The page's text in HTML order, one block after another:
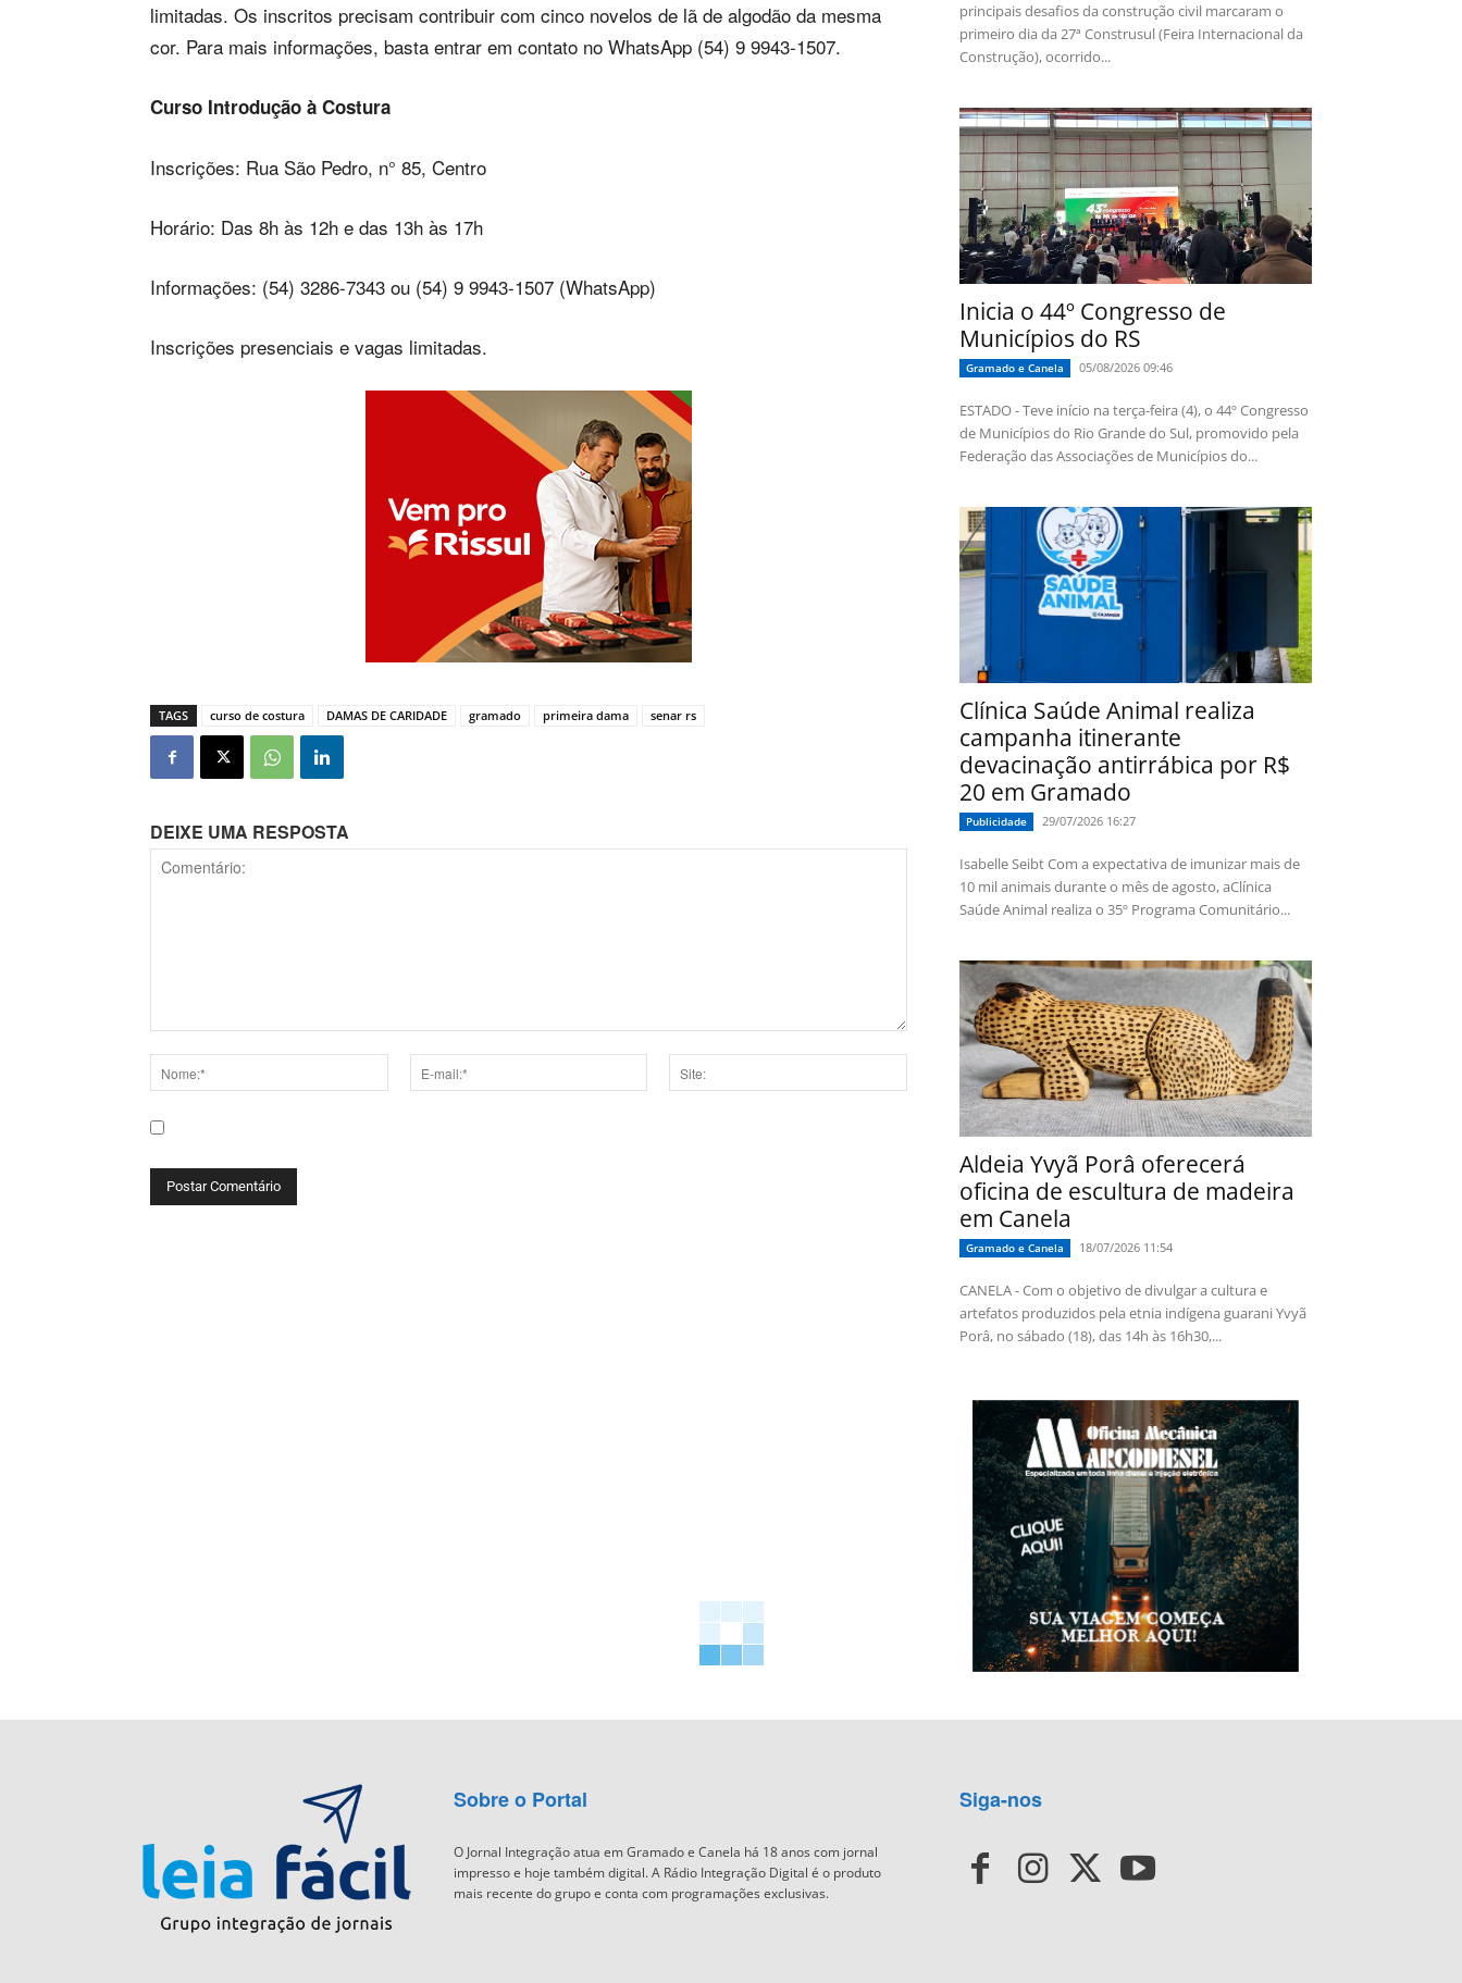
limitadas. Os inscritos precisam contribuir com cinco novelos de lã de algodão da mesma
cor. Para mais informações, basta entrar em contato no WhatsApp (54) 9 9943-1507.
Curso Introdução à Costura
Inscrições: Rua São Pedro, n° 85, Centro
Horário: Das 8h às 12h e das 13h às 17h
Informações: (54) 3286-7343 ou (54) 9 9943-1507 (WhatsApp)
Inscrições presenciais e vagas limitadas.
TAGS curso de costura DAMAS DE CARIDADE gramado primeira dama senar rs
DEIXE UMA RESPOSTA
principais desafios da construção civil marcaram o
primeiro dia da 27ª Construsul (Feira Internacional da
Construção), ocorrido...
Inicia o 44º Congresso de
Municípios do RS
Gramado e Canela 05/08/2026 09:46
ESTADO - Teve início na terça-feira (4), o 44º Congresso
de Municípios do Rio Grande do Sul, promovido pela
Federação das Associações de Municípios do...
Clínica Saúde Animal realiza
campanha itinerante
devacinação antirrábica por R$
20 em Gramado
Publicidade 29/07/2026 16:27
Isabelle Seibt Com a expectativa de imunizar mais de
10 mil animais durante o mês de agosto, aClínica
Saúde Animal realiza o 35º Programa Comunitário...
Aldeia Yvyã Porâ oferecerá
oficina de escultura de madeira
em Canela
Gramado e Canela 18/07/2026 11:54
CANELA - Com o objetivo de divulgar a cultura e
artefatos produzidos pela etnia indígena guarani Yvyã
Porâ, no sábado (18), das 14h às 16h30,...
Sobre o Portal
O Jornal Integração atua em Gramado e Canela há 18 anos com jornal
impresso e hoje também digital. A Rádio Integração Digital é o produto
mais recente do grupo e conta com programações exclusivas.
Siga-nos